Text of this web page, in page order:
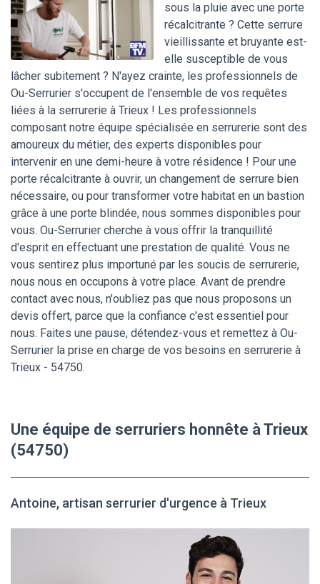
sous la pluie avec une porte
récalcitrante ? Cette serrure
vieillissante et bruyante est-
elle susceptible de vous
lâcher subitement ? N'ayez crainte, les professionnels de
Ou-Serrurier s'occupent de l'ensemble de vos requêtes
liées à la serrurerie à Trieux ! Les professionnels
composant notre équipe spécialisée en serrurerie sont des
amoureux du métier, des experts disponibles pour
intervenir en une demi-heure à votre résidence ! Pour une
porte récalcitrante à ouvrir, un changement de serrure bien
nécessaire, ou pour transformer votre habitat en un bastion
grâce à une porte blindée, nous sommes disponibles pour
vous. Ou-Serrurier cherche à vous offrir la tranquillité
d'esprit en effectuant une prestation de qualité. Vous ne
vous sentirez plus importuné par les soucis de serrurerie,
nous nous en occupons à votre place. Avant de prendre
contact avec nous, n'oubliez pas que nous proposons un
devis offert, parce que la confiance c'est essentiel pour
nous. Faites une pause, détendez-vous et remettez à Ou-
Serrurier la prise en charge de vos besoins en serrurerie à
Trieux - 54750.
Une équipe de serruriers honnête à Trieux
(54750)
Antoine, artisan serrurier d'urgence à Trieux